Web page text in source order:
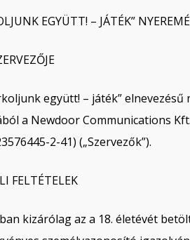
EGYÜTT! – JÁTÉK”
együtt! – játék” elnevezésű
a Newdoor Communications
2-41) („Szervezők”).
FELTÉTELEK
kizárólag az a 18. életévét